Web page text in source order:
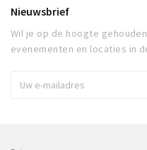
Nieuwsbrief
Wil je op de hoogte
evenementen en locaties in